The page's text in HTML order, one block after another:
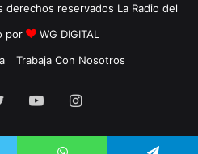
reservados La Radio del
por
WG DIGITAL
Trabaja Con Nosotros
TwitterYouTubeInstagram